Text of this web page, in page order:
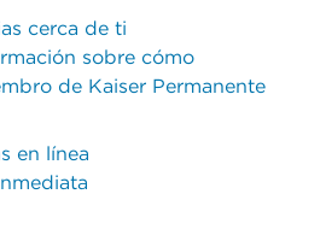
cerca de ti
sobre cómo
de Kaiser Permanente
en línea